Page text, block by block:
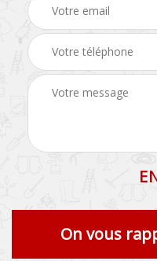
On vous